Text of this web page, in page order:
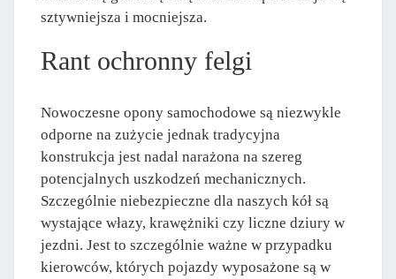
sztywniejsza i mocniejsza.
Rant ochronny felgi
Nowoczesne opony samochodowe są niezwykle
odporne na zużycie jednak tradycyjna
konstrukcja jest nadal narażona na szereg
potencjalnych uszkodzeń mechanicznych.
Szczególnie niebezpieczne dla naszych kół są
wystające włazy, krawężniki czy liczne dziury w
jezdni. Jest to szczególnie ważne w przypadku
kierowców, których pojazdy wyposażone są w